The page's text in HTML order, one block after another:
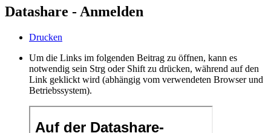
Datashare - Anmelden
Drucken
Um die Links im folgenden Beitrag zu öffnen, kann es
notwendig sein Strg oder Shift zu drücken, während auf den
Link geklickt wird (abhängig vom verwendeten Browser und
Betriebssystem).